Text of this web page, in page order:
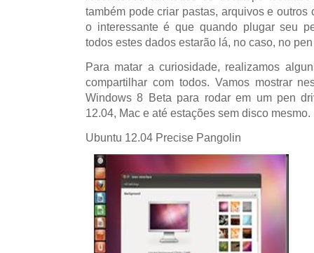
também pode criar pastas, arquivos e
o interessante é que quando plugar seu
todos estes dados estarão lá, no caso, no
Para matar a curiosidade, realizamos
compartilhar com todos. Vamos mostrar
Windows 8 Beta para rodar em um pen
12.04, Mac e até estações sem disco mesmo.
Ubuntu 12.04 Precise Pangolin